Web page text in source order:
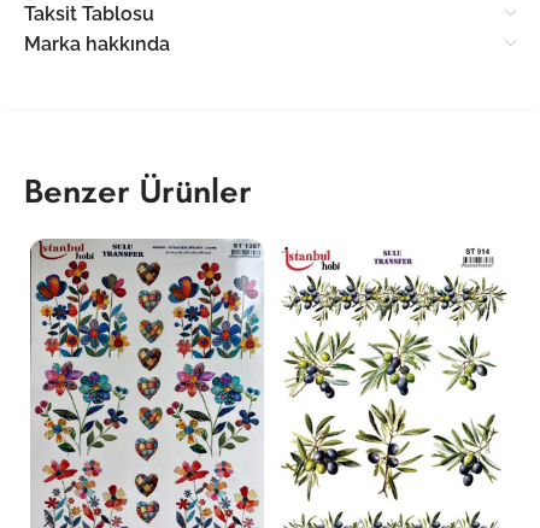
Taksit Tablosu
Marka hakkında
Benzer Ürünler